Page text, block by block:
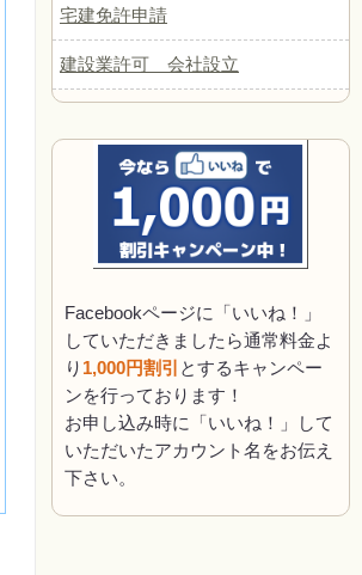
宅建免許申請
建設業許可 会社設立
Facebookページに「いいね！」
していただきましたら通常料金よ
り 1,000円割引 とするキャンペー
ンを行っております！
お申し込み時に「いいね！」して
いただいたアカウント名をお伝え
下さい。